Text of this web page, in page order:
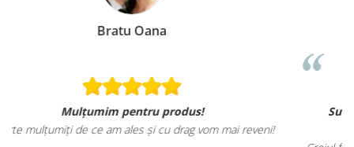
reveni!
Sunt mai mult decat incantata de ele,
tricourilor sunt foarte calitative,